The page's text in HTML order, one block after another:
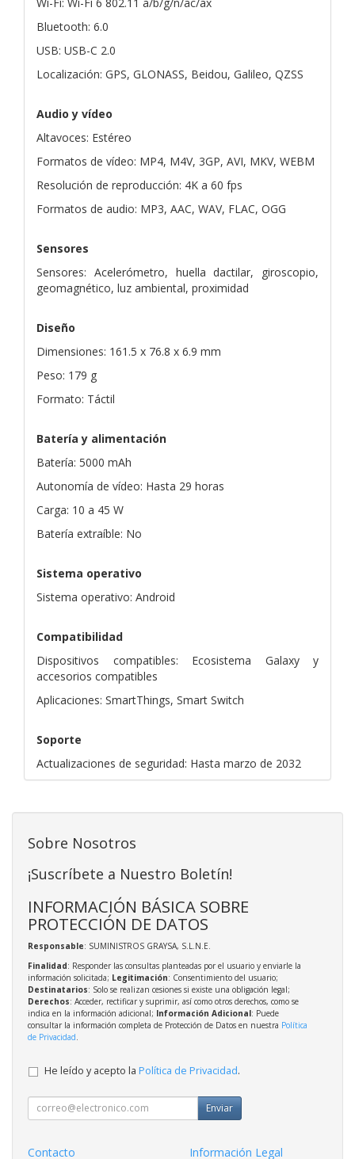
Bluetooth: 6.0
USB: USB-C 2.0
Localización: GPS, GLONASS, Beidou, Galileo, QZSS
Audio y vídeo
Altavoces: Estéreo
Formatos de vídeo: MP4, M4V, 3GP, AVI, MKV, WEBM
Resolución de reproducción: 4K a 60 fps
Formatos de audio: MP3, AAC, WAV, FLAC, OGG
Sensores
Sensores: Acelerómetro, huella dactilar, giroscopio,
geomagnético, luz ambiental, proximidad
Diseño
Dimensiones: 161.5 x 76.8 x 6.9 mm
Peso: 179 g
Formato: Táctil
Batería y alimentación
Batería: 5000 mAh
Autonomía de vídeo: Hasta 29 horas
Carga: 10 a 45 W
Batería extraíble: No
Sistema operativo
Sistema operativo: Android
Compatibilidad
Dispositivos compatibles: Ecosistema Galaxy y
accesorios compatibles
Aplicaciones: SmartThings, Smart Switch
Soporte
Actualizaciones de seguridad: Hasta marzo de 2032
Sobre Nosotros
¡Suscríbete a Nuestro Boletín!
INFORMACIÓN BÁSICA SOBRE
PROTECCIÓN DE DATOS
Responsable: SUMINISTROS GRAYSA, S.L.N.E.
Finalidad: Responder las consultas planteadas por el usuario y enviarle la
información solicitada; Legitimación: Consentimiento del usuario;
Destinatarios: Solo se realizan cesiones si existe una obligación legal;
Derechos: Acceder, rectificar y suprimir, así como otros derechos, como se
indica en la información adicional; Información Adicional: Puede
consultar la información completa de Protección de Datos en nuestra Política
de Privacidad
He leído y acepto la Política de Privacidad.
Enviar
Contacto Información Legal